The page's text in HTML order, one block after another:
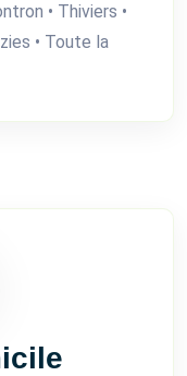
• Thiviers •
• Toute la